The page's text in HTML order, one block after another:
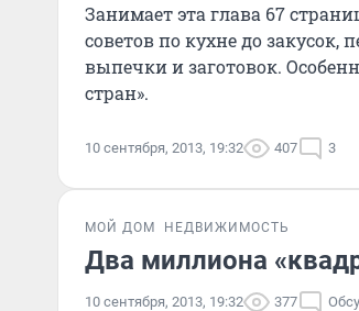
Занимает эта глава 67
советов по кухне до закусок,
выпечки и заготовок.
стран».
10 сентября, 2013, 19:32 407 3
МОЙ ДОМ НЕДВИЖИМОСТЬ
Два миллиона
10 сентября, 2013, 19:32 377